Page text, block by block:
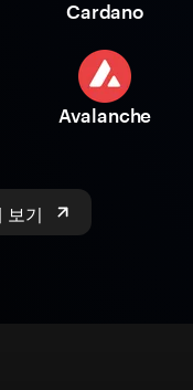
Cardano
Avalanche
보기